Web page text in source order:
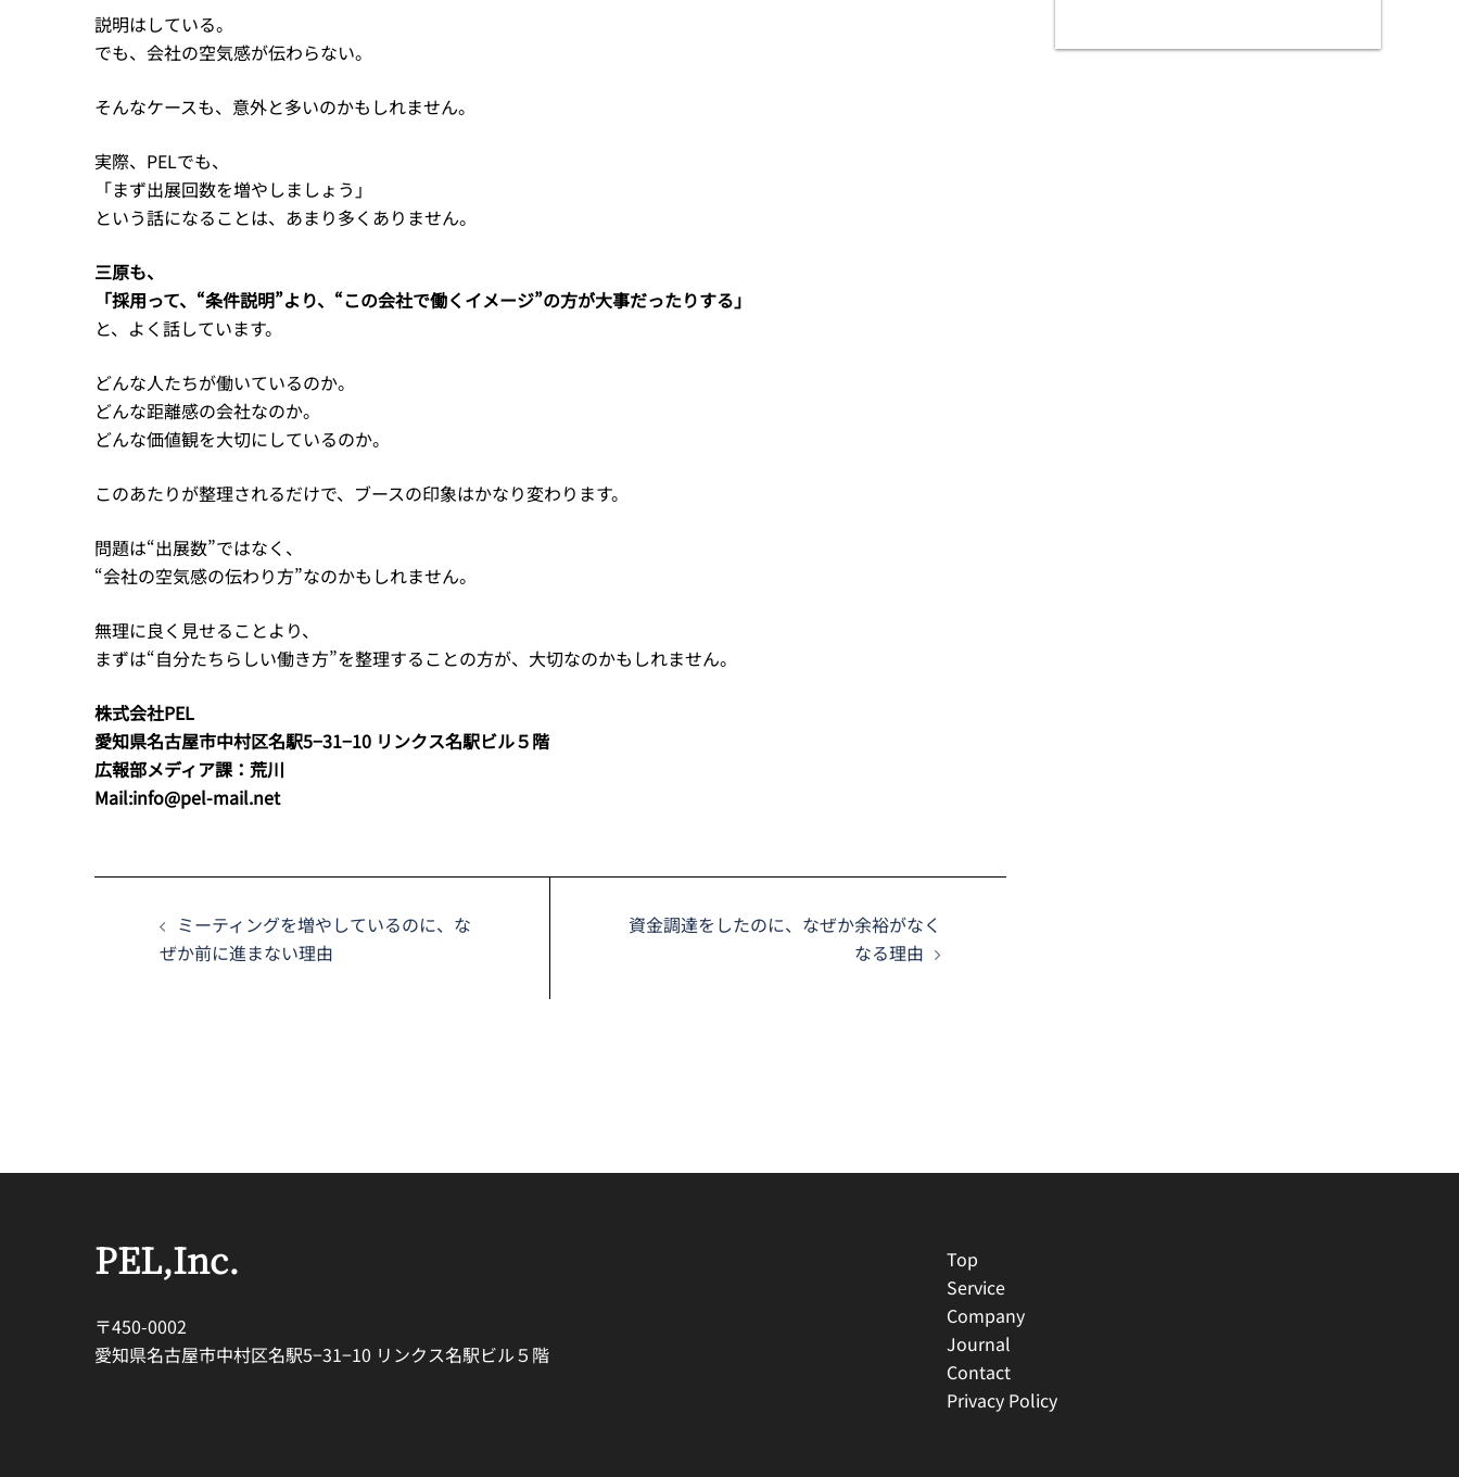
説明はしている。
でも、会社の空気感が伝わらない。
そんなケースも、意外と多いのかもしれません。
実際、PELでも、
「まず出展回数を増やしましょう」
という話になることは、あまり多くありません。
三原も、
「採用って、“条件説明”より、“この会社で働くイメージ”の方が大事だったりする」
と、よく話しています。
どんな人たちが働いているのか。
どんな距離感の会社なのか。
どんな価値観を大切にしているのか。
このあたりが整理されるだけで、ブースの印象はかなり変わります。
問題は“出展数”ではなく、
“会社の空気感の伝わり方”なのかもしれません。
無理に良く見せることより、
まずは“自分たちらしい働き方”を整理することの方が、大切なのかもしれません。
株式会社PEL
愛知県名古屋市中村区名駅5−31−10 リンクス名駅ビル５階
広報部メディア課：荒川
Mail:info@pel-mail.net
ミーティングを増やしているのに、な
ぜか前に進まない理由
資金調達をしたのに、なぜか余裕がなく
なる理由
PEL,Inc.
〒450-0002
愛知県名古屋市中村区名駅5−31−10 リンクス名駅ビル５階
Top
Service
Company
Journal
Contact
Privacy Policy